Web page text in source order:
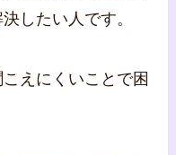
したい人です。
えにくいことで困